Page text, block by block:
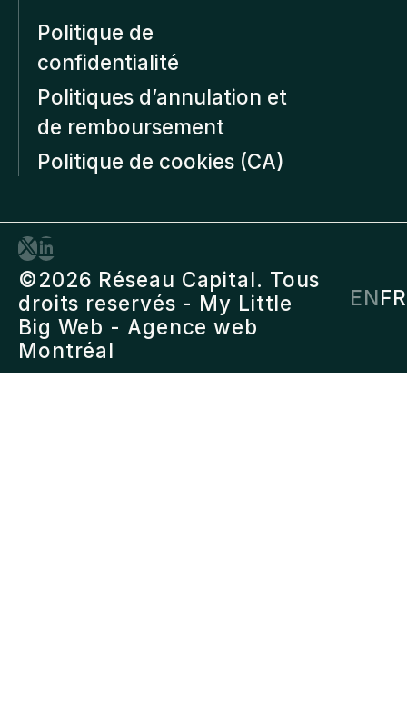
Politique de
confidentialité
Politiques d’annulation et
de remboursement
Politique de cookies (CA)
©2026 Réseau Capital. Tous
droits reservés - My Little
Big Web - Agence web
Montréal
ENFR